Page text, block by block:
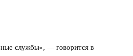
службы», — говорится в